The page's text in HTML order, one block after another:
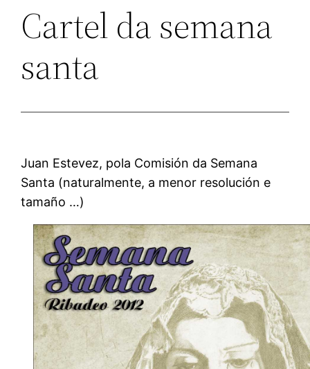
Cartel da semana
santa
Juan Estevez, pola Comisión da Semana
Santa (naturalmente, a menor resolución e
tamaño …)